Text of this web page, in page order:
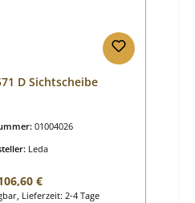
D Sichtscheibe
01004026
Leda
Preis:
€
Lieferzeit: 2-4 Tage